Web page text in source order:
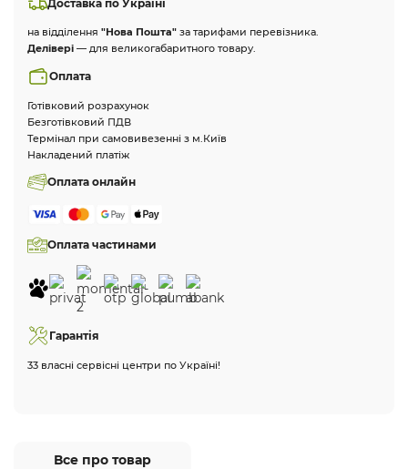
Доставка по Україні
на відділення "Нова Пошта" за тарифами перевізника.
Делівері — для великогабаритного товару.
Оплата
Готівковий розрахунок
Безготівковий ПДВ
Термінал при самовивезенні з м.Київ
Накладений платіж
Оплата онлайн
Оплата частинами
Гарантія
33 власні сервісні центри по Україні!
Все про товар